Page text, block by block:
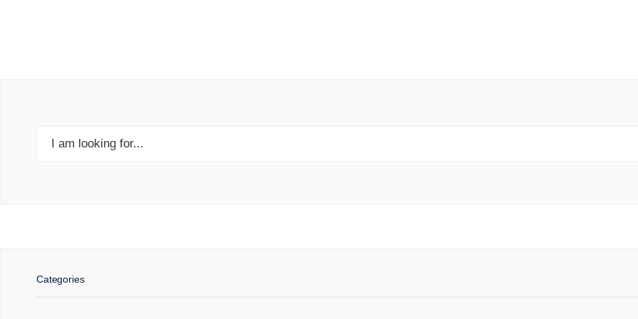
Categories